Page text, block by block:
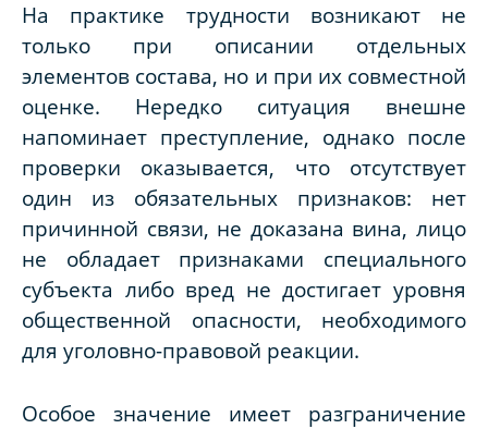
На практике трудности возникают не
только при описании отдельных
элементов состава, но и при их совместной
оценке. Нередко ситуация внешне
напоминает преступление, однако после
проверки оказывается, что отсутствует
один из обязательных признаков: нет
причинной связи, не доказана вина, лицо
не обладает признаками специального
субъекта либо вред не достигает уровня
общественной опасности, необходимого
для уголовно-правовой реакции.
Особое значение имеет разграничение